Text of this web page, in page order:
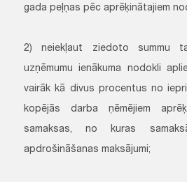
gada peļņas pēc aprēķinātajiem
2) neiekļaut ziedoto summu
uzņēmumu ienākuma nodokli
vairāk kā divus procentus no
kopējās darba ņēmējiem
samaksas, no kuras
apdrošināšanas maksājumi;